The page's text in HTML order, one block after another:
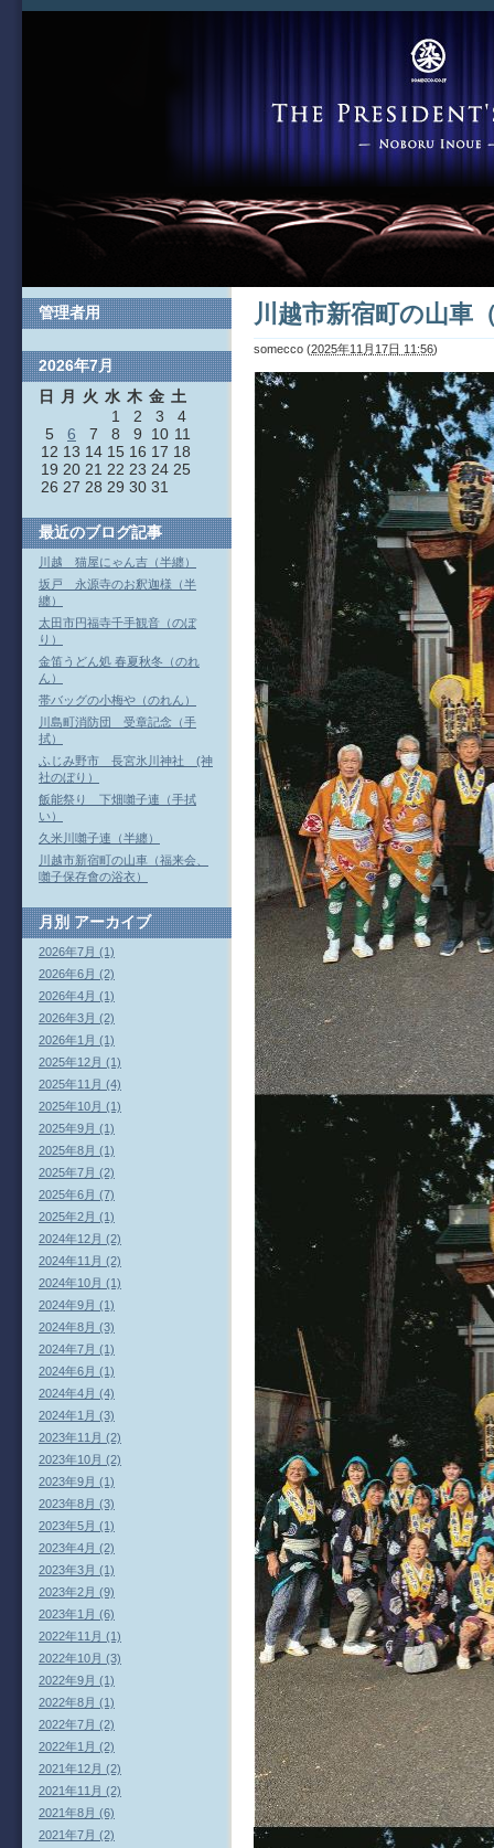
川越市新宿町の山車
somecco (2025年11月17日 11:56)
管理者用
2026年7月
日
月 火 水 木 金 土
1
2 3
4
5
6 7 8 9 10 11
12 13 14 15 16 17 18
19 20 21 22 23 24 25
26 27 28 29 30 31
最近のブログ記事
川越 猫屋にゃん吉（半纏）
坂戸 永源寺のお釈迦様（半
纏）
太田市円福寺千手観音（のぼ
り）
金笛うどん処 春夏秋冬（のれ
ん）
帯バッグの小梅や（のれん）
川島町消防団 受章記念（手
拭）
ふじみ野市 長宮氷川神社 (神
社のぼり）
飯能祭り 下畑囃子連（手拭
い）
久米川囃子連（半纏）
川越市新宿町の山車（福来会、
囃子保存會の浴衣）
月別アーカイブ
2026年7月 (1)
2026年6月 (2)
2026年4月 (1)
2026年3月 (2)
2026年1月 (1)
2025年12月 (1)
2025年11月 (4)
2025年10月 (1)
2025年9月 (1)
2025年8月 (1)
2025年7月 (2)
2025年6月 (7)
2025年2月 (1)
2024年12月 (2)
2024年11月 (2)
2024年10月 (1)
2024年9月 (1)
2024年8月 (3)
2024年7月 (1)
2024年6月 (1)
2024年4月 (4)
2024年1月 (3)
2023年11月 (2)
2023年10月 (2)
2023年9月 (1)
2023年8月 (3)
2023年5月 (1)
2023年4月 (2)
2023年3月 (1)
2023年2月 (9)
2023年1月 (6)
2022年11月 (1)
2022年10月 (3)
2022年9月 (1)
2022年8月 (1)
2022年7月 (2)
2022年1月 (2)
2021年12月 (2)
2021年11月 (2)
2021年8月 (6)
2021年7月 (2)